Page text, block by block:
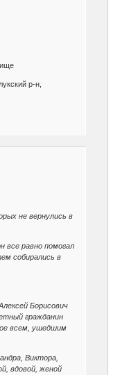
р-н,
не вернулись в
все равно помогал
собирались в
Борисович
гражданин
всем, ушедшим
Виктора,
вдовой, женой